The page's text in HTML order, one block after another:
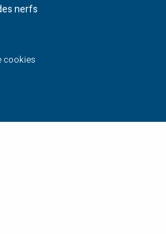
nerfs
cookies